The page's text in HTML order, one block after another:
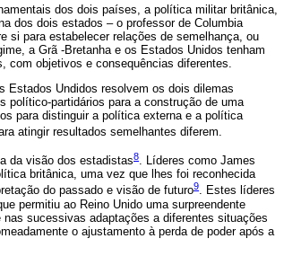
dos dois países, a política militar britânica,
dos dois estados – o professor de Columbia
si para estabelecer relações de semelhança, ou
a Grã -Bretanha e os Estados Unidos tenham
com objetivos e consequências diferentes.
Estados Undidos resolvem os dois dilemas
político-partidários para a construção de uma
para distinguir a política externa e a política
atingir resultados semelhantes diferem.
da visão dos estadistas8. Líderes como James
britânica, uma vez que lhes foi reconhecida
do passado e visão de futuro9. Estes líderes
permitiu ao Reino Unido uma surpreendente
sucessivas adaptações a diferentes situações
o ajustamento à perda de poder após a